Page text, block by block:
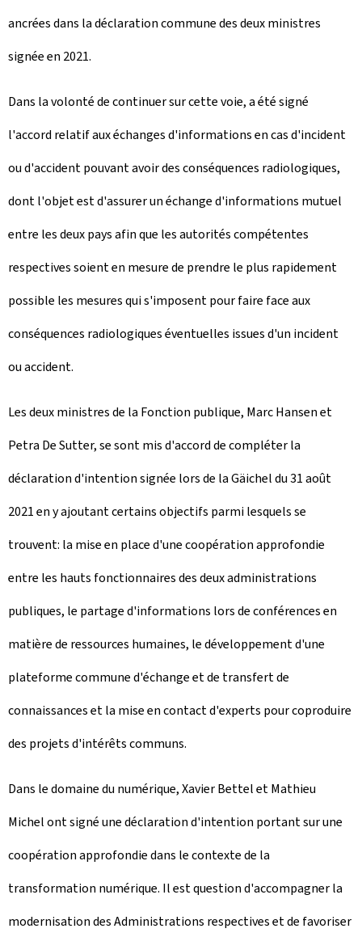
ancrées dans la déclaration commune des deux ministres
signée en 2021.
Dans la volonté de continuer sur cette voie, a été signé
l'accord relatif aux échanges d'informations en cas d'incident
ou d'accident pouvant avoir des conséquences radiologiques,
dont l'objet est d'assurer un échange d'informations mutuel
entre les deux pays afin que les autorités compétentes
respectives soient en mesure de prendre le plus rapidement
possible les mesures qui s'imposent pour faire face aux
conséquences radiologiques éventuelles issues d'un incident
ou accident.
Les deux ministres de la Fonction publique, Marc Hansen et
Petra De Sutter, se sont mis d'accord de compléter la
déclaration d'intention signée lors de la Gäichel du 31 août
2021 en y ajoutant certains objectifs parmi lesquels se
trouvent: la mise en place d'une coopération approfondie
entre les hauts fonctionnaires des deux administrations
publiques, le partage d'informations lors de conférences en
matière de ressources humaines, le développement d'une
plateforme commune d'échange et de transfert de
connaissances et la mise en contact d'experts pour coproduire
des projets d'intérêts communs.
Dans le domaine du numérique, Xavier Bettel et Mathieu
Michel ont signé une déclaration d'intention portant sur une
coopération approfondie dans le contexte de la
transformation numérique. Il est question d'accompagner la
modernisation des Administrations respectives et de favoriser